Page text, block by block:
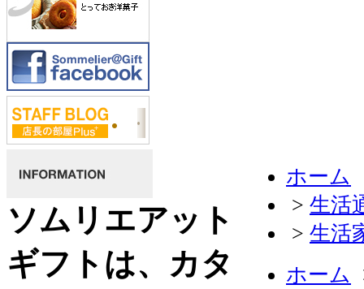
ホーム
> 生活
> 生活
ホーム
ソムリエアット
ギフトは、カタ